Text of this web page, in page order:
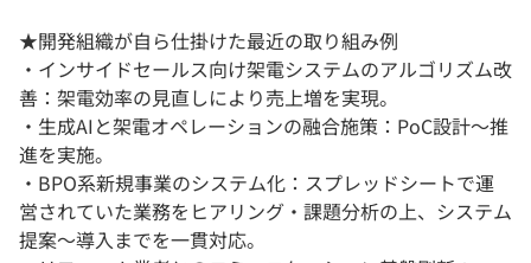
★開発組織が自ら仕掛けた最近の取り組み例
・インサイドセールス向け架電システムのアルゴリズム改
善：架電効率の見直しにより売上増を実現。
・生成AIと架電オペレーションの融合施策：PoC設計〜推
進を実施。
・BPO系新規事業のシステム化：スプレッドシートで運
営されていた業務をヒアリング・課題分析の上、システム
提案〜導入までを一貫対応。